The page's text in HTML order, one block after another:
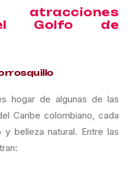
Golfo de
hogar de algunas de las
Caribe colombiano, cada
belleza natural. Entre las